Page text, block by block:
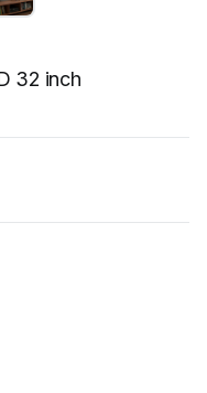
32 inch